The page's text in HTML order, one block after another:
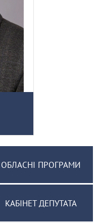
ОБЛАСНІ ПРОГРАМИ
КАБІНЕТ ДЕПУТАТА